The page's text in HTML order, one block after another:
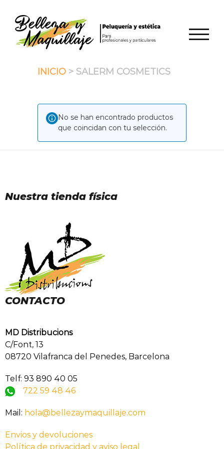
contenido
INICIO > SALERM COSMETICS
No se han encontrado productos
que coincidan con tu selección.
Nuestra tienda física
CONTACTO
MD Distribucions
C/Font, 13
08720 Vilafranca del Penedes, Barcelona
Telf: 93 890 40 05
722 59 48 46
Mail: hola@bellezaymaquillaje.com
Envios y devoluciones
Política de privacidad y aviso legal